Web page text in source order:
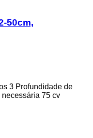
50cm,
3 Profundidade de
necessária 75 cv